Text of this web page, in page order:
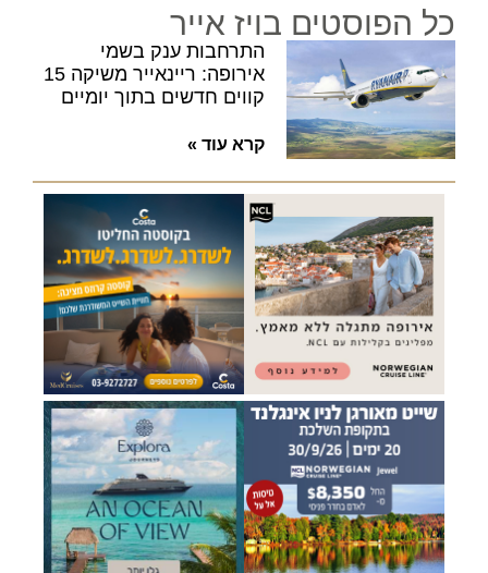
כל הפוסטים בויז אייר
התרחבות ענק בשמי
אירופה: ריינאייר משיקה 15
קווים חדשים בתוך יומיים
קרא עוד »